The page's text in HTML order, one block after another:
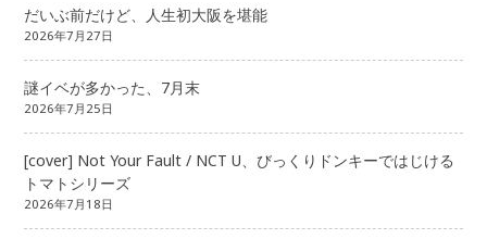
だいぶ前だけど、人生初大阪を堪能
2026年7月27日
謎イベが多かった、7月末
2026年7月25日
[cover] Not Your Fault / NCT U、びっくりドンキーではじける
トマトシリーズ
2026年7月18日